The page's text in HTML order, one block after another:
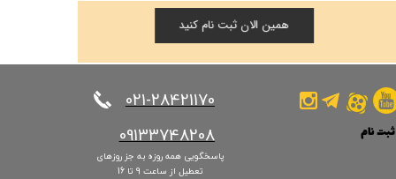
​​​​​​​021-28421170
​​​​​​​09133748208
پاسخگویی همه روزه به جز روزهای
تعطیل از ساعت 9 تا 16
ثبت نام
من
همین الان ثبت نام کنید